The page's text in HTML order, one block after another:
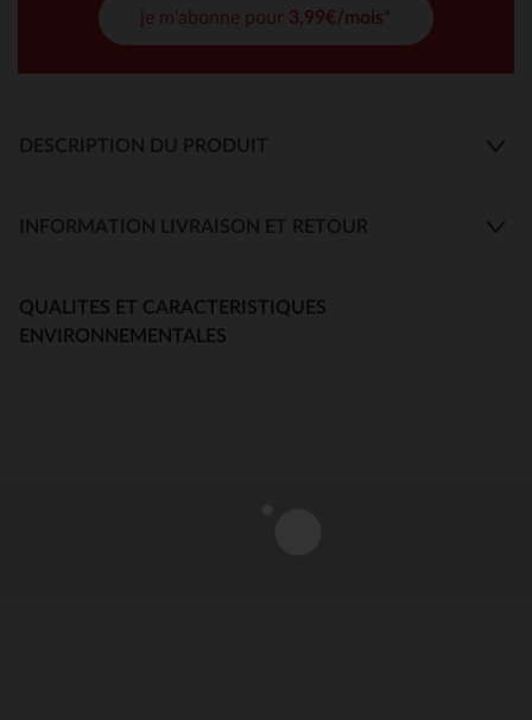
je m'abonne pour 3,99€/mois*
DESCRIPTION DU PRODUIT
INFORMATION LIVRAISON ET RETOUR
QUALITES ET CARACTERISTIQUES
ENVIRONNEMENTALES